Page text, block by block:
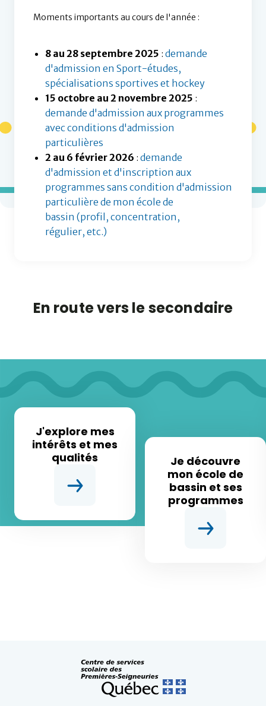
Moments importants au cours de l'année :
8 au 28 septembre 2025 : demande
d'admission en Sport-études,
spécialisations sportives et hockey
15 octobre au 2 novembre 2025 :
demande d'admission aux programmes
avec conditions d'admission
particulières
2 au 6 février 2026 : demande
d'admission et d'inscription aux
programmes sans condition d'admission
particulière de mon école de
bassin (profil, concentration,
régulier, etc.)
En route vers le secondaire
J'explore mes
intérêts et mes
qualités
Je découvre
mon école de
bassin et ses
programmes